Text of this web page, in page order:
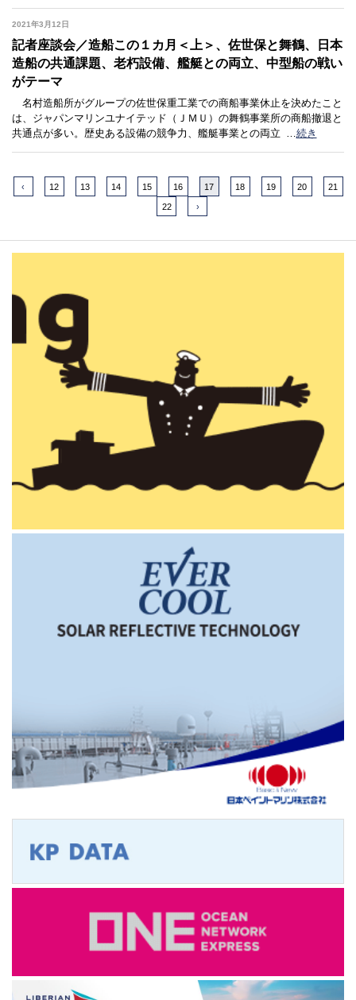
2021年3月12日
記者座談会／造船この１カ月＜上＞、佐世保と舞鶴、日本
造船の共通課題、老朽設備、艦艇との両立、中型船の戦い
がテーマ
名村造船所がグループの佐世保重工業での商船事業休止を決めたこと
は、ジャパンマリンユナイテッド（ＪＭＵ）の舞鶴事業所の商船撤退と
共通点が多い。歴史ある設備の競争力、艦艇事業との両立 …続き
‹ 12 13 14 15 16 17 18 19 20 21
22 ›